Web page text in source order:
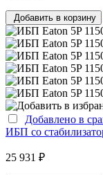
Добавить в корзину
Добавлено в
ИБП со
25 931 ₽